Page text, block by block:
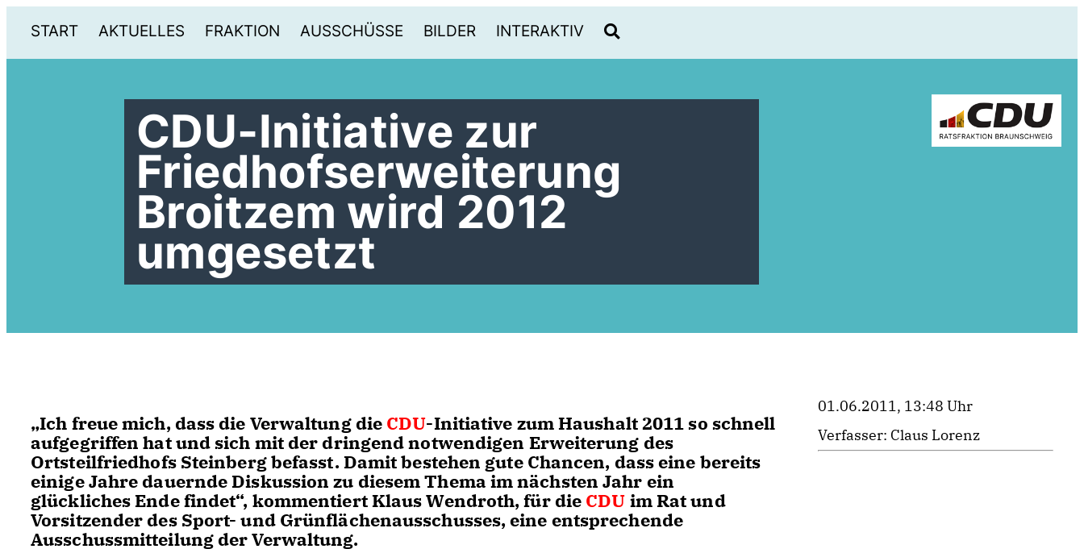
START AKTUELLES FRAKTION AUSSCHÜSSE BILDER INTERAKTIV
CDU-Initiative zur
Friedhofserweiterung
Broitzem wird 2012
umgesetzt
Ich freue mich, dass die Verwaltung die CDU-Initiative zum Haushalt 2011 so schnell
aufgegriffen hat und sich mit der dringend notwendigen Erweiterung des
Ortsteilfriedhofs Steinberg befasst. Damit bestehen gute Chancen, dass eine bereits
einige Jahre dauernde Diskussion zu diesem Thema im nächsten Jahr ein
glückliches Ende findet“, kommentiert Klaus Wendroth, für die CDU im Rat und
Vorsitzender des Sport- und Grünflächenausschusses, eine entsprechende
Ausschussmitteilung der Verwaltung.
01.06.2011, 13:48 Uhr
Verfasser: Claus Lorenz